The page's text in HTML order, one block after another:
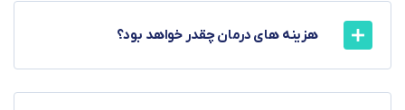
هزینه های درمان چقدر خواهد بود؟